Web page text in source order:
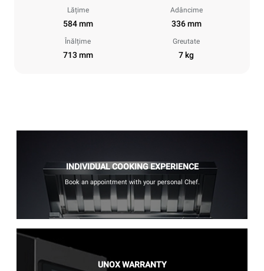
Lățime
584 mm
Adâncime
336 mm
Înălțime
713 mm
Greutate
7 kg
INDIVIDUAL COOKING EXPERIENCE
Book an appointment with your personal Chef.
UNOX WARRANTY